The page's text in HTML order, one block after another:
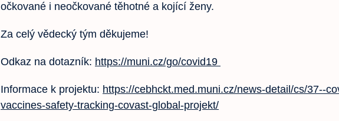
očkované i neočkované těhotné a kojící ženy.
Za celý vědecký tým děkujeme!
Odkaz na dotazník: https://muni.cz/go/covid19
Informace k projektu: https://cebhckt.med.muni.cz/news-detail/cs/37--
vaccines-safety-tracking-covast-global-projekt/